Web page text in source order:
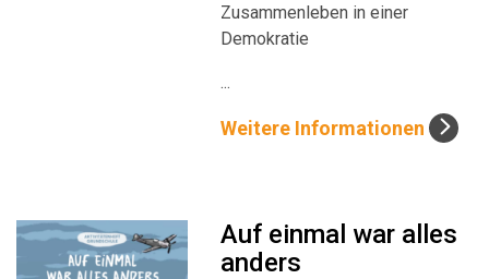
Zusammenleben in einer
Demokratie
...
Weitere Informationen
Auf einmal war alles
anders